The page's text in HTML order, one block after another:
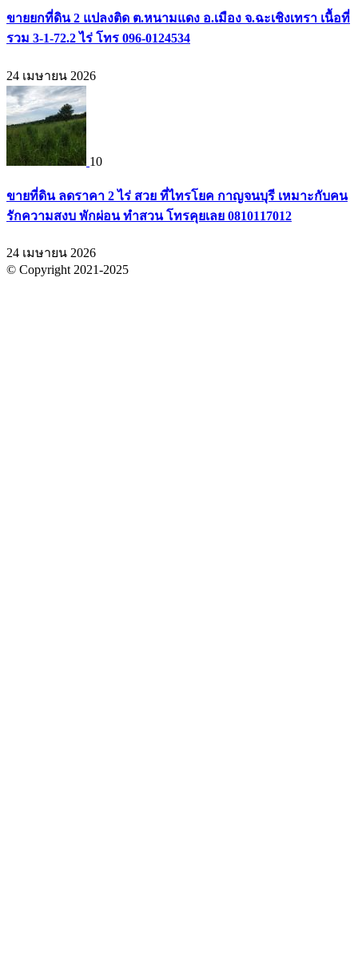
ขายยกที่ดิน 2 แปลงติด ต.หนามแดง อ.เมือง จ.ฉะเชิงเทรา เนื้อที่
รวม 3-1-72.2 ไร่ โทร 096-0124534
24 เมษายน 2026
10
ขายที่ดิน ลดราคา 2 ไร่ สวย ที่ไทรโยค กาญจนบุรี เหมาะกับคน
รักความสงบ พักผ่อน ทำสวน โทรคุยเลย 0810117012
24 เมษายน 2026
© Copyright 2021-2025